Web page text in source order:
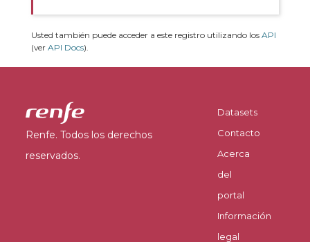
Usted también puede acceder a este registro utilizando los API
(ver API Docs).
Renfe. Todos los derechos
reservados.
Datasets
Contacto
Acerca
del
portal
Información
legal